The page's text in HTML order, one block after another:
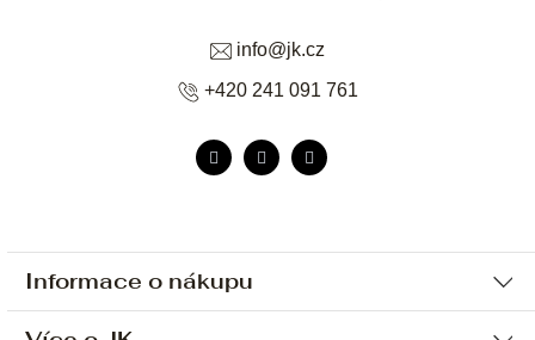
Informace o nákupu
info@jk.cz
+420 241 091 761